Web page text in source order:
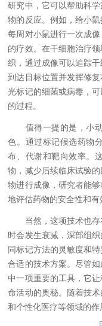
研究中，它可以帮助科学
物的反应。例如，给小鼠
每周对小鼠进行一次成
的疗效。在干细胞治疗
织，通过成像可以追踪
到达目标位置并发挥修
光标记的细菌或病毒，
的过程。
值得一提的是，小动
色。通过标记候选药物
布、代谢和靶向效率。
物，减少后续临床试验
物进行成像，研究者能
地评估药物的安全性和有
当然，这项技术也存
时会发生衰减，深部组
同标记方法的灵敏度和
合适的技术方案。尽管
中一项重要的工具，它
命活动的奥秘。随着技
和个性化医疗等领域的作